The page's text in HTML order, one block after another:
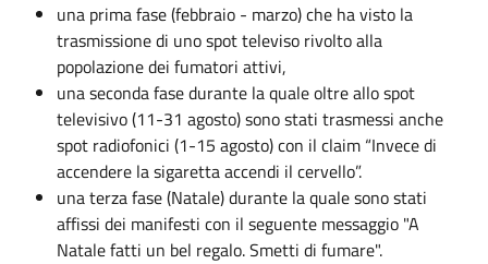
una prima fase (febbraio - marzo) che ha visto la
trasmissione di uno spot televiso rivolto alla
popolazione dei fumatori attivi,
una seconda fase durante la quale oltre allo spot
televisivo (11-31 agosto) sono stati trasmessi anche
spot radiofonici (1-15 agosto) con il claim “Invece di
accendere la sigaretta accendi il cervello”.
una terza fase (Natale) durante la quale sono stati
affissi dei manifesti con il seguente messaggio "A
Natale fatti un bel regalo. Smetti di fumare".